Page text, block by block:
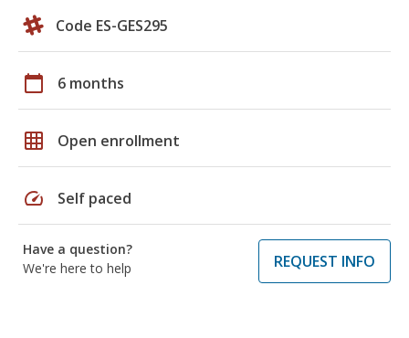
Code ES-GES295
calendar_today 6 months
grid_on Open enrollment
speed Self paced
Have a question?
We're here to help
REQUEST INFO